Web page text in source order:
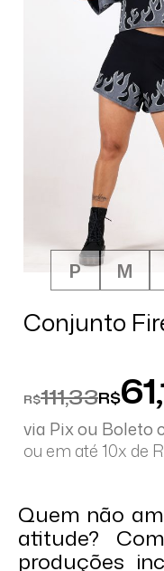
P M
Conjunto
R$111,33R$
via Pix ou Boleto
ou em até 10x de
Quem não
atitude?
produções